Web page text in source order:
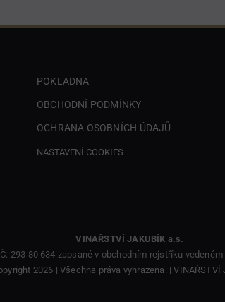
POKLADNA
OBCHODNÍ PODMÍNKY
OCHRANA OSOBNÍCH ÚDAJŮ
NASTAVENÍ COOKIES
VINAŘSTVÍ JAKUBÍK a.s.
293 80 634 zapsané v obchodním rejstříku
2026 | Všechna práva vyhrazena. | VINAŘSTVÍ